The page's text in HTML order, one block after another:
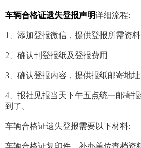
车辆合格证遗失登报声明详细流程:
1、添加登报微信，提供登报所需资料
2、确认刊登报纸及登报费用
3、确认登报内容，提供报纸邮寄地址
4、报社见报当天下午五点统一邮寄
到了。
车辆合格证遗失登报需要以下材料:
车辆合格证复印件、补办单位查档资